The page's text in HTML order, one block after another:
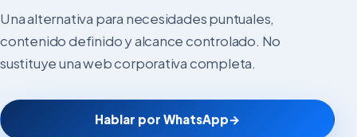
Una alternativa para necesidades puntuales,
contenido definido y alcance controlado. No
sustituye una web corporativa completa.
Hablar por WhatsApp→